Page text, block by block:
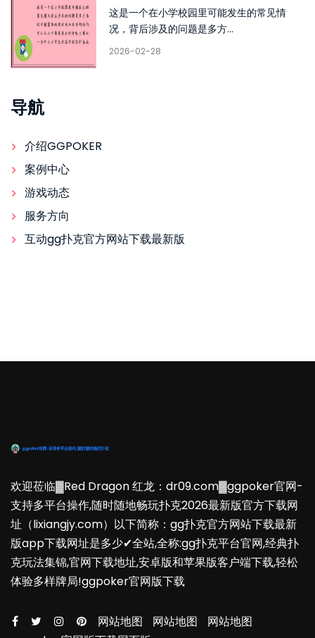
这是一个在小学校园里可能发生的常见情
况，背后涉及的问题是多方...
2026-02-28
导航
介绍GGPOKER
案例中心
游戏动态
服务方向
互动gg扑克官方网站下载最新版
欢迎莅临▓Red Dragon 红龙：dr09.com▓ggpoker官网-
支持多平台操作,随时随地畅玩扑克2026最新版官方下载网
址（lixiangjy.com）以下简称：gg扑克官方网站下载最新
版app下载网址是多少✔全站,全称:gg扑克平台官网,经典扑
克玩法集锦,官网下载地址,安卓版和苹果版客户端下载,轻松
体验多样牌局!ggpoker官网版下载
网站地图 网站地图
网站地图